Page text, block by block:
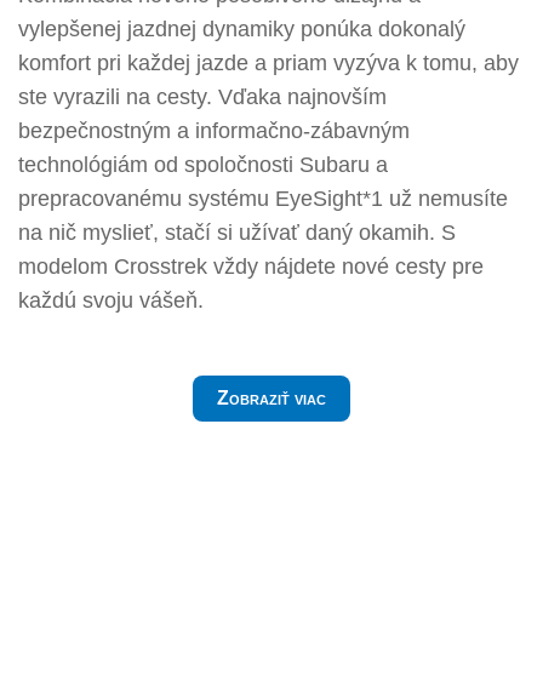
vylepšenej jazdnej dynamiky ponúka dokonalý
komfort pri každej jazde a priam vyzýva k tomu, aby
ste vyrazili na cesty. Vďaka najnovším
bezpečnostným a informačno-zábavným
technológiám od spoločnosti Subaru a
prepracovanému systému EyeSight*1 už nemusíte
na nič myslieť, stačí si užívať daný okamih. S
modelom Crosstrek vždy nájdete nové cesty pre
každú svoju vášeň.